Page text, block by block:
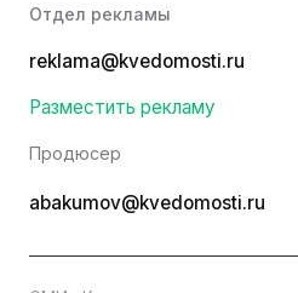
Отдел рекламы
reklama@kvedomosti.ru
Разместить рекламу
Продюсер
abakumov@kvedomosti.ru